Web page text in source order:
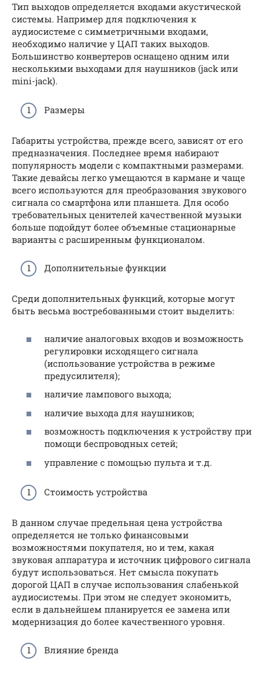
Тип выходов определяется входами акустической
системы. Например для подключения к
аудиосистеме с симметричными входами,
необходимо наличие у ЦАП таких выходов.
Большинство конвертеров оснащено одним или
несколькими выходами для наушников (jack или
mini-jack).
Размеры
Габариты устройства, прежде всего, зависят от его
предназначения. Последнее время набирают
популярность модели с компактными размерами.
Такие девайсы легко умещаются в кармане и чаще
всего используются для преобразования звукового
сигнала со смартфона или планшета. Для особо
требовательных ценителей качественной музыки
больше подойдут более объемные стационарные
варианты с расширенным функционалом.
Дополнительные функции
Среди дополнительных функций, которые могут
быть весьма востребованными стоит выделить:
наличие аналоговых входов и возможность
регулировки исходящего сигнала
(использование устройства в режиме
предусилителя);
наличие лампового выхода;
наличие выхода для наушников;
возможность подключения к устройству при
помощи беспроводных сетей;
управление с помощью пульта и т.д.
Стоимость устройства
В данном случае предельная цена устройства
определяется не только финансовыми
возможностями покупателя, но и тем, какая
звуковая аппаратура и источник цифрового сигнала
будут использоваться. Нет смысла покупать
дорогой ЦАП в случае использования слабенькой
аудиосистемы. При этом не следует экономить,
если в дальнейшем планируется ее замена или
модернизация до более качественного уровня.
Влияние бренда